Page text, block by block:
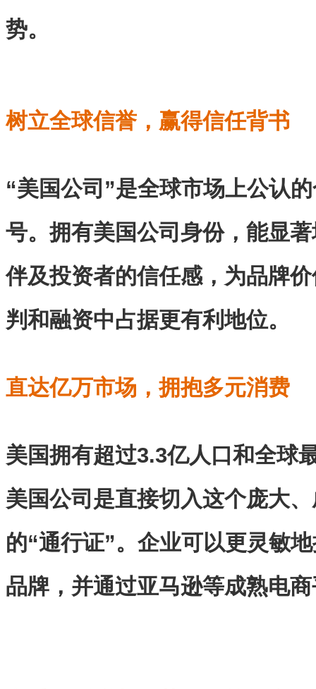
势。
树立全球信誉，赢得信任背书
“美国公司”是全球市场上公认
号。拥有美国公司身份，能显
伴及投资者的信任感，为品牌
判和融资中占据更有利地位。
直达亿万市场，拥抱多元消费
美国拥有超过3.3亿人口和全球
美国公司是直接切入这个庞大
的“通行证”。企业可以更灵敏
品牌，并通过亚马逊等成熟电